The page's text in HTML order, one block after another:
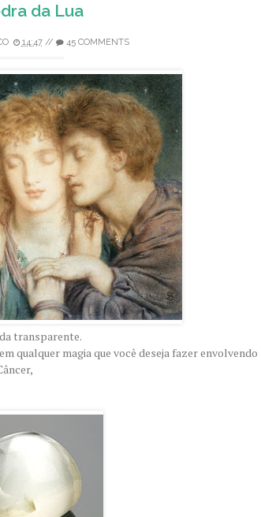
da Lua
14:47// 45 COMMENTS
transparente.
qualquer magia que você deseja fazer envolvendo